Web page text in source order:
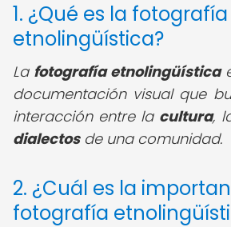
1. ¿Qué es la fotografía
etnolingüística?
La fotografía etnolingüística
documentación visual que
interacción entre la cultura,
dialectosde una comunidad.
2. ¿Cuál es la
fotografía